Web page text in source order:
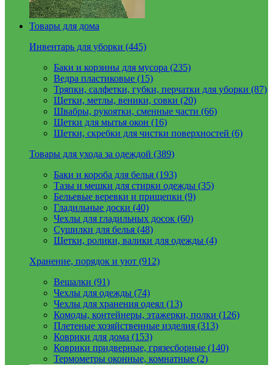
Товары для дома
Инвентарь для уборки (445)
Баки и корзины для мусора (235)
Ведра пластиковые (15)
Тряпки, салфетки, губки, перчатки для уборки (87)
Щетки, метлы, веники, совки (20)
Швабры, рукоятки, сменные части (66)
Щетки для мытья окон (16)
Щетки, скребки для чистки поверхностей (6)
Товары для ухода за одеждой (389)
Баки и короба для белья (193)
Тазы и мешки для стирки одежды (35)
Бельевые веревки и прищепки (9)
Гладильные доски (40)
Чехлы для гладильных досок (60)
Сушилки для белья (48)
Щетки, ролики, валики для одежды (4)
Хранение, порядок и уют (912)
Вешалки (91)
Чехлы для одежды (74)
Чехлы для хранения одеял (13)
Комоды, контейнеры, этажерки, полки (126)
Плетеные хозяйственные изделия (313)
Коврики для дома (153)
Коврики придверные, грязесборные (140)
Термометры оконные, комнатные (2)